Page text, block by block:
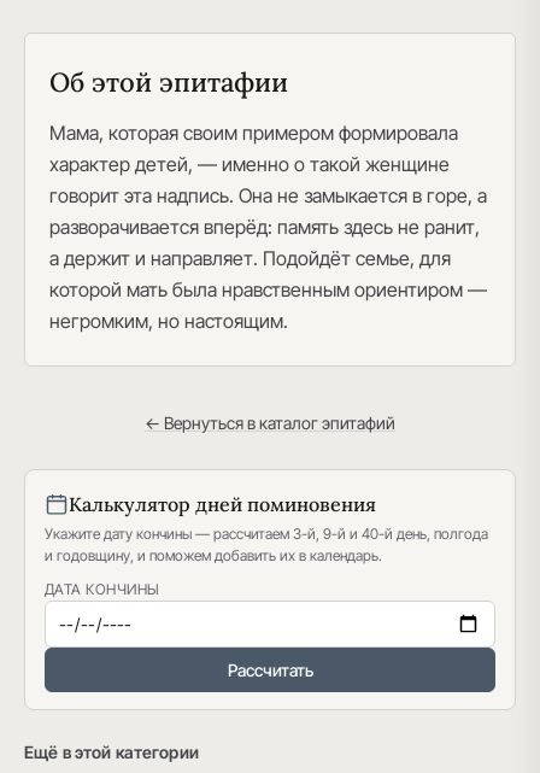
Об этой эпитафии
Мама, которая своим примером формировала
характер детей, — именно о такой женщине
говорит эта надпись. Она не замыкается в горе, а
разворачивается вперёд: память здесь не ранит,
а держит и направляет. Подойдёт семье, для
которой мать была нравственным ориентиром —
негромким, но настоящим.
← Вернуться в каталог эпитафий
Калькулятор дней поминовения
Укажите дату кончины — рассчитаем 3-й, 9-й и 40-й день, полгода
и годовщину, и поможем добавить их в календарь.
ДАТА КОНЧИНЫ
Рассчитать
Ещё в этой категории